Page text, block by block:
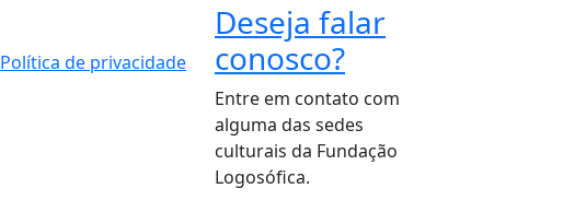
Política de privacidade
Deseja falar
conosco?
Entre em contato com
alguma das sedes
culturais da Fundação
Logosófica.